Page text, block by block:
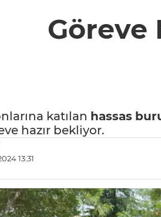
Göreve
katılan hassas
hazır bekliyor.
13:31